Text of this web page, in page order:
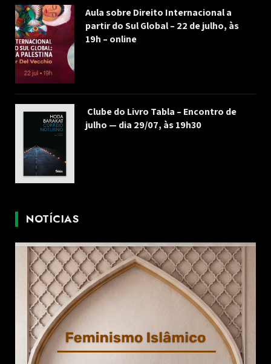
Aula sobre Direito Internacional a
partir do Sul Global – 22 de julho, às
19h – online
Clube do Livro Tabla – Encontro de
julho — dia 29/07, às 19h30
NOTÍCIAS